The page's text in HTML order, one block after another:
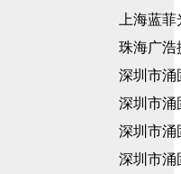
上海蓝
珠海广浩
深圳市涌
深圳市涌
深圳市涌
深圳市涌